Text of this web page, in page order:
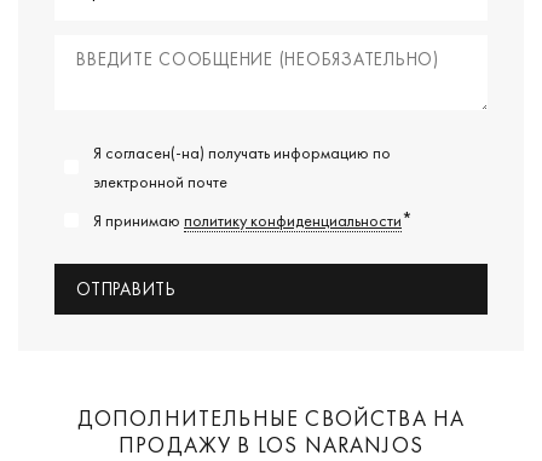
Я согласен(-на) получать информацию по
электронной почте
Я принимаю политику конфиденциальности*
ДОПОЛНИТЕЛЬНЫЕ СВОЙСТВА НА
ПРОДАЖУ В LOS NARANJOS